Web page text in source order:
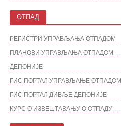
ОТПАД
РЕГИСТРИ УПРАВЉАЊА ОТПАДОМ
ПЛАНОВИ УПРАВЉАЊА ОТПАДОМ
ДЕПОНИЈЕ
ГИС ПОРТАЛ УПРАВЉАЊЕ ОТПАДОМ
ГИС ПОРТАЛ ДИВЉЕ ДЕПОНИЈЕ
КУРС О ИЗВЕШТАВАЊУ О ОТПАДУ